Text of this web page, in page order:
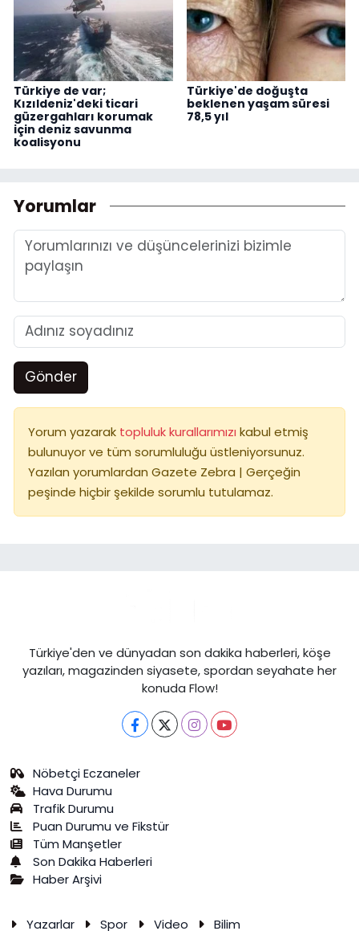
Türkiye de var;
Kızıldeniz'deki ticari
güzergahları korumak
için deniz savunma
koalisyonu
Türkiye'de doğuşta
beklenen yaşam süresi
78,5 yıl
Yorumlar
Gönder
Yorum yazarak topluluk kurallarımızı kabul etmiş
bulunuyor ve tüm sorumluluğu üstleniyorsunuz.
Yazılan yorumlardan Gazete Zebra | Gerçeğin
peşinde hiçbir şekilde sorumlu tutulamaz.
Türkiye'den ve dünyadan son dakika haberleri, köşe
yazıları, magazinden siyasete, spordan seyahate her
konuda Flow!
Nöbetçi Eczaneler
Hava Durumu
Trafik Durumu
Puan Durumu ve Fikstür
Tüm Manşetler
Son Dakika Haberleri
Haber Arşivi
Yazarlar Spor Video Bilim